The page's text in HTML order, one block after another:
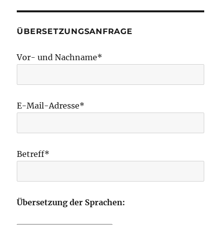
ÜBERSETZUNGSANFRAGE
Vor- und Nachname*
E-Mail-Adresse*
Betreff*
Übersetzung der Sprachen: